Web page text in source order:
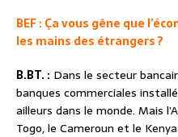
BEF : Ça vous gêne que
les mains des étrangers ?
B.BT. : Dans le secteur
banques commerciales
ailleurs dans le monde. Mais
Togo, le Cameroun et le